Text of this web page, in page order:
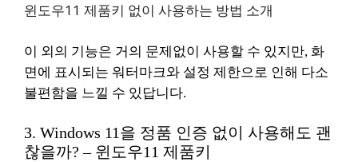
윈도우11 제품키 없이 사용하는 방법 소개
이 외의 기능은 거의 문제없이 사용할 수 있지만, 화
면에 표시되는 워터마크와 설정 제한으로 인해 다소
불편함을 느낄 수 있답니다.
3. Windows 11을 정품 인증 없이 사용해도 괜
찮을까? – 윈도우11 제품키